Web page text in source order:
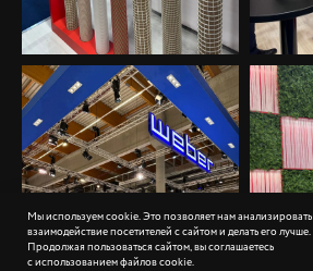
Мы используем cookie. Это позволяет нам анализировать
взаимодействие посетителей с сайтом и делать его лучше.
Продолжая пользоваться сайтом, вы соглашаетесь
с использованием файлов cookie.